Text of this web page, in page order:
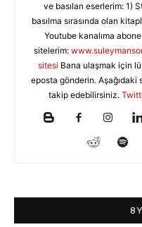
ve basılan eserlerim: 1)
basılma sırasında olan
Youtube kanalıma
sitelerim:
sitesi Bana ulaşmak için
eposta gönderin.
takip edebilirsiniz.
8